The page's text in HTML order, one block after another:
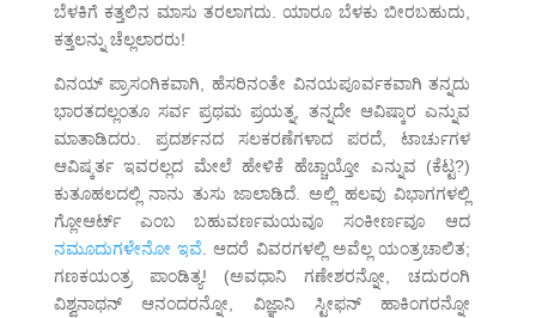
ಬೆಳಕಿಗೆ ಕತ್ತಲಿನ ಮಾಸು ತರಲಾಗದು. ಯಾರೂ ಬೆಳಕು ಬೀರಬಹುದು,
ಕತ್ತಲನ್ನು ಚೆಲ್ಲಲಾರರು!
ವಿನಯ್ ಪ್ರಾಸಂಗಿಕವಾಗಿ, ಹೆಸರಿನಂತೇ ವಿನಯಪೂರ್ವಕವಾಗಿ ತನ್ನದು
ಭಾರತದಲ್ಲಂತೂ ಸರ್ವ ಪ್ರಥಮ ಪ್ರಯತ್ನ, ತನ್ನದೇ ಆವಿಷ್ಕಾರ ಎನ್ನುವ
ಮಾತಾಡಿದರು. ಪ್ರದರ್ಶನದ ಸಲಕರಣೆಗಳಾದ ಪರದೆ, ಟಾರ್ಚುಗಳ
ಆವಿಷ್ಕರ್ತ ಇವರಲ್ಲದ ಮೇಲೆ ಹೇಳಿಕೆ ಹೆಚ್ಚಾಯ್ತೋ ಎನ್ನುವ (ಕೆಟ್ಟ?)
ಕುತೂಹಲದಲ್ಲಿ ನಾನು ತುಸು ಜಾಲಾಡಿದೆ. ಅಲ್ಲಿ ಹಲವು ವಿಭಾಗಗಳಲ್ಲಿ
ಗ್ಲೋಆರ್ಟ್ ಎಂಬ ಬಹುವರ್ಣಮಯವೂ ಸಂಕೀರ್ಣವೂ ಆದ
ನಮೂದುಗಳೇನೋ ಇವೆ. ಆದರೆ ವಿವರಗಳಲ್ಲಿ ಅವೆಲ್ಲ ಯಂತ್ರಚಾಲಿತ;
ಗಣಕಯಂತ್ರ ಪಾಂಡಿತ್ಯ! (ಅವಧಾನಿ ಗಣೇಶರನ್ನೋ, ಚದುರಂಗಿ
ವಿಶ್ವನಾಥನ್ ಆನಂದರನ್ನೋ, ವಿಜ್ಞಾನಿ ಸ್ಟೀಫನ್ ಹಾಕಿಂಗರನ್ನೋ